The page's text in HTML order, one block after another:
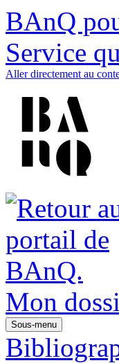
BAnQ
Service
Aller directement au
Mon
Sous-menu